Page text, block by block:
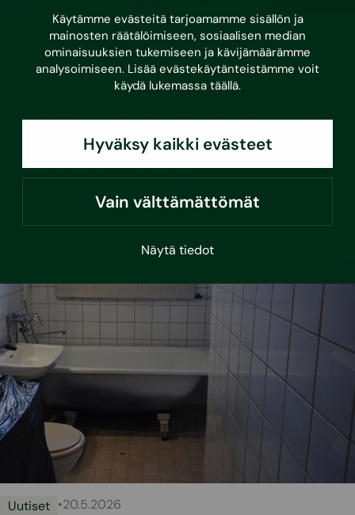
Käytämme evästeitä tarjoamamme sisällön ja
mainosten räätälöimiseen, sosiaalisen median
ominaisuuksien tukemiseen ja kävijämäärämme
analysoimiseen. Lisää evästekäytänteistämme voit
käydä lukemassa täällä.
Hyväksy kaikki evästeet
Vain välttämättömät
Näytä tiedot
Tiedotteet Uutiset •11.6.2026
Kaksi yleistä pientalorakennetta nousi
virallisiksi riskirakenteiksi – koskee
Uudet riskirakenteet ovat betonilaatan päälle puukoolattu
ulkoseinärakenne. Lisäksi useampia…
Uutiset •20.5.2026